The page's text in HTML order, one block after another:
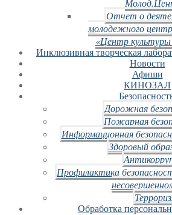
Отчет о
молодежного
«Центр культуры
Инклюзивная творческая
Новости
Афиши
КИНОЗАЛ
Дорожная
Пожарная
Информационная
Здоровый
Профилактика
Обработка